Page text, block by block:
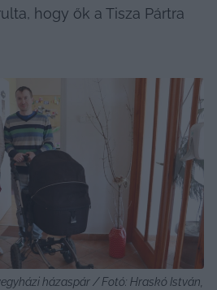
hogy ők a Tisza Pártra
házaspár / Fotó: Hraskó István,